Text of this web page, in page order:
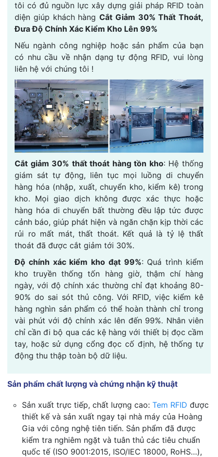
tôi có đủ nguồn lực xây dựng giải pháp RFID toàn
diện giúp khách hàng Cắt Giảm 30% Thất Thoát,
Đưa Độ Chính Xác Kiểm Kho Lên 99%
Nếu ngành công nghiệp hoặc sản phẩm của bạn
có nhu cầu về nhận dạng tự động RFID, vui lòng
liên hệ với chúng tôi !
Cắt giảm 30% thất thoát hàng tồn kho: Hệ thống
giám sát tự động, liên tục mọi luồng di chuyển
hàng hóa (nhập, xuất, chuyển kho, kiểm kê) trong
kho. Mọi giao dịch không được xác thực hoặc
hàng hóa di chuyển bất thường đều lập tức được
cảnh báo, giúp phát hiện và ngăn chặn kịp thời các
rủi ro mất mát, thất thoát. Kết quả là tỷ lệ thất
thoát đã được cắt giảm tới 30%.
Độ chính xác kiểm kho đạt 99%: Quá trình kiểm
kho truyền thống tốn hàng giờ, thậm chí hàng
ngày, với độ chính xác thường chỉ đạt khoảng 80-
90% do sai sót thủ công. Với RFID, việc kiểm kê
hàng nghìn sản phẩm có thể hoàn thành chỉ trong
vài phút với độ chính xác lên đến 99%. Nhân viên
chỉ cần đi bộ qua các kệ hàng với thiết bị đọc cầm
tay, hoặc sử dụng cổng đọc cố định, hệ thống tự
động thu thập toàn bộ dữ liệu.
Sản phẩm chất lượng và chứng nhận kỹ thuật
Sản xuất trực tiếp, chất lượng cao: Tem RFID được
thiết kế và sản xuất ngay tại nhà máy của Hoàng
Gia với công nghệ tiên tiến. Sản phẩm đã được
kiểm tra nghiêm ngặt và tuân thủ các tiêu chuẩn
quốc tế (ISO 9001:2015, ISO/IEC 18000, RoHS…),